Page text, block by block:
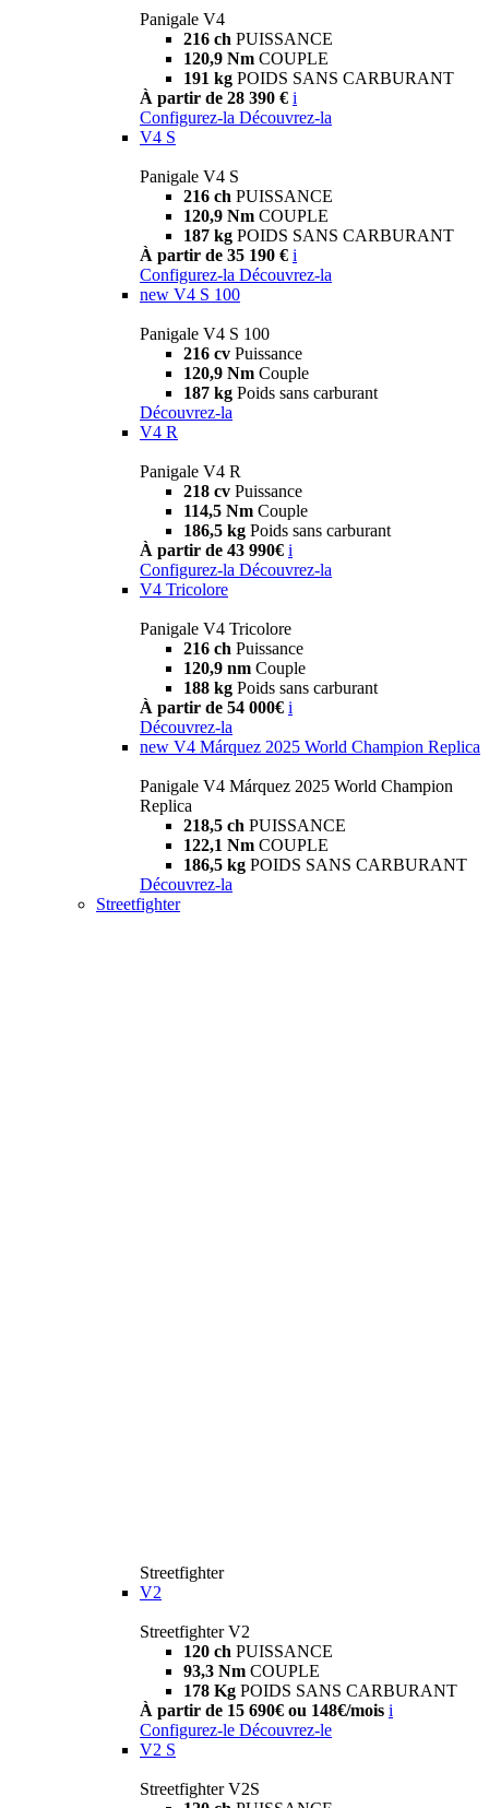
Panigale V4
216 ch PUISSANCE
120,9 Nm COUPLE
191 kg POIDS SANS CARBURANT
À partir de 28 390 € i
Configurez-la Découvrez-la
V4 S
Panigale V4 S
216 ch PUISSANCE
120,9 Nm COUPLE
187 kg POIDS SANS CARBURANT
À partir de 35 190 € i
Configurez-la Découvrez-la
new V4 S 100
Panigale V4 S 100
216 cv Puissance
120,9 Nm Couple
187 kg Poids sans carburant
Découvrez-la
V4 R
Panigale V4 R
218 cv Puissance
114,5 Nm Couple
186,5 kg Poids sans carburant
À partir de 43 990€ i
Configurez-la Découvrez-la
V4 Tricolore
Panigale V4 Tricolore
216 ch Puissance
120,9 nm Couple
188 kg Poids sans carburant
À partir de 54 000€ i
Découvrez-la
new V4 Márquez 2025 World Champion Replica
Panigale V4 Márquez 2025 World Champion
Replica
218,5 ch PUISSANCE
122,1 Nm COUPLE
186,5 kg POIDS SANS CARBURANT
Découvrez-la
Streetfighter
Streetfighter
V2
Streetfighter V2
120 ch PUISSANCE
93,3 Nm COUPLE
178 Kg POIDS SANS CARBURANT
À partir de 15 690€ ou 148€/mois i
Configurez-le Découvrez-le
V2 S
Streetfighter V2S